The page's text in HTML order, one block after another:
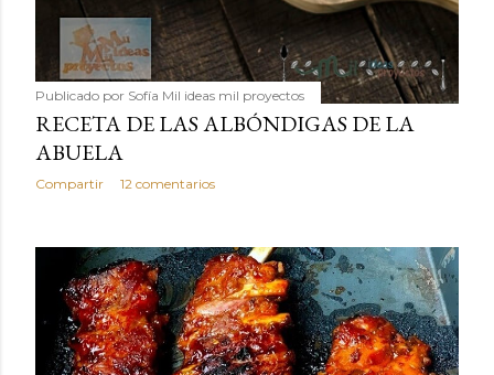
Publicado por Sofía Mil ideas mil proyectos
RECETA DE LAS ALBÓNDIGAS DE LA
ABUELA
Compartir 12 comentarios